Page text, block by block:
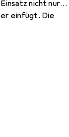
nicht nur
einfügt. Die
legen.